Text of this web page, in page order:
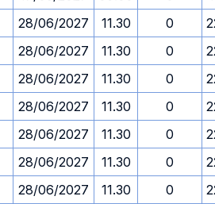
28/06/2027 11.30 0
28/06/2027 11.30 0
28/06/2027 11.30 0
28/06/2027 11.30 0
28/06/2027 11.30 0
28/06/2027 11.30 0
28/06/2027 11.30 0